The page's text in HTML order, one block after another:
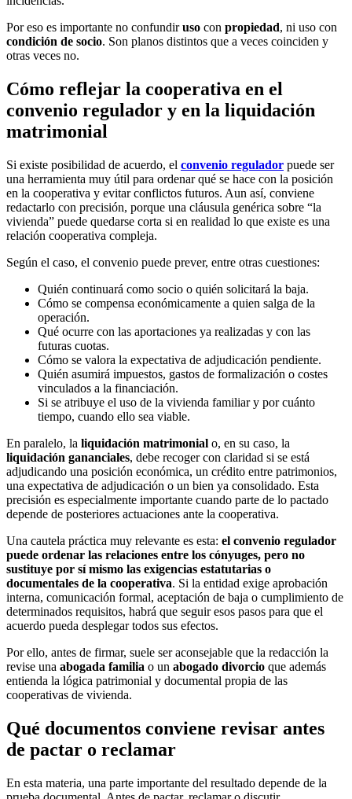
Por eso es importante no confundiruso con propiedad, ni uso con
condición de socio. Son planos distintos que a veces coinciden y
otras veces no.
Cómo reflejar la cooperativa en el
convenio regulador y en la liquidación
matrimonial
Si existe posibilidad de acuerdo, el convenio regulador puede ser
una herramienta muy útil para ordenar qué se hace con la posición
en la cooperativa y evitar conflictos futuros. Aun así, conviene
redactarlo con precisión, porque una cláusula genérica sobre “la
vivienda” puede quedarse corta si en realidad lo que existe es una
relación cooperativa compleja.
Según el caso, el convenio puede prever, entre otras cuestiones:
Quién continuará como socio o quién solicitará la baja.
Cómo se compensa económicamente a quien salga de la
operación.
Qué ocurre con las aportaciones ya realizadas y con las
futuras cuotas.
Cómo se valora la expectativa de adjudicación pendiente.
Quién asumirá impuestos, gastos de formalización o costes
vinculados a la financiación.
Si se atribuye el uso de la vivienda familiar y por cuánto
tiempo, cuando ello sea viable.
En paralelo, la liquidación matrimonial o, en su caso, la
liquidación gananciales, debe recoger con claridad si se está
adjudicando una posición económica, un crédito entre patrimonios,
una expectativa de adjudicación o un bien ya consolidado. Esta
precisión es especialmente importante cuando parte de lo pactado
depende de posteriores actuaciones ante la cooperativa.
Una cautela práctica muy relevante es esta: el convenio regulador
puede ordenar las relaciones entre los cónyuges, pero no
sustituye por sí mismo las exigencias estatutarias o
documentales de la cooperativa. Si la entidad exige aprobación
interna, comunicación formal, aceptación de baja o cumplimiento de
determinados requisitos, habrá que seguir esos pasos para que el
acuerdo pueda desplegar todos sus efectos.
Por ello, antes de firmar, suele ser aconsejable que la redacción la
revise una abogada familia o un abogado divorcio que además
entienda la lógica patrimonial y documental propia de las
cooperativas de vivienda.
Qué documentos conviene revisar antes
de pactar o reclamar
En esta materia, una parte importante del resultado depende de la